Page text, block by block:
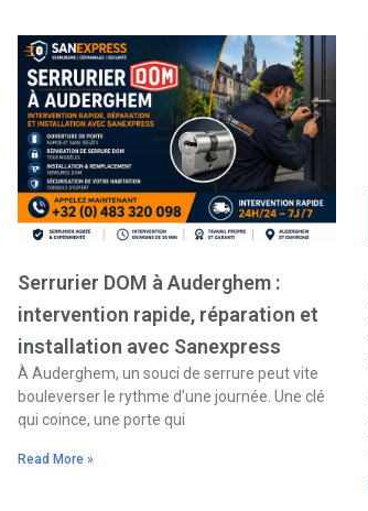
Serrurier DOM à Auderghem :
intervention rapide, réparation et
installation avec Sanexpress
À Auderghem, un souci de serrure peut vite
bouleverser le rythme d’une journée. Une clé
qui coince, une porte qui
Read More »
Page Page